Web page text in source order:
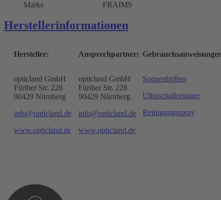
Marke FRAIMS
Herstellerinformationen
Hersteller:
opticland GmbH
Fürther Str. 228
90429 Nürnberg
info@opticland.de
www.opticland.de
Ansprechpartner:
opticland GmbH
Fürther Str. 228
90429 Nürnberg
info@opticland.de
www.opticland.de
Sonnenbrillen
Ultraschallreiniger
Reinigungsspray